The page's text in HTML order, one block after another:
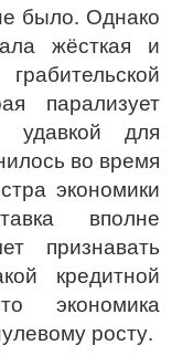
было. Однако
жёсткая и
парализует
удавкой для
во время
экономики
вполне
признавать
кредитной
экономика
росту.